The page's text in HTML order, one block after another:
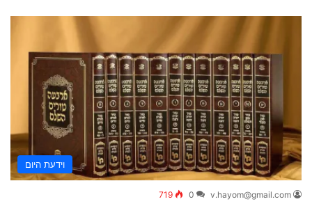
וידעת היום
v.hayom@gmail.com
0
719